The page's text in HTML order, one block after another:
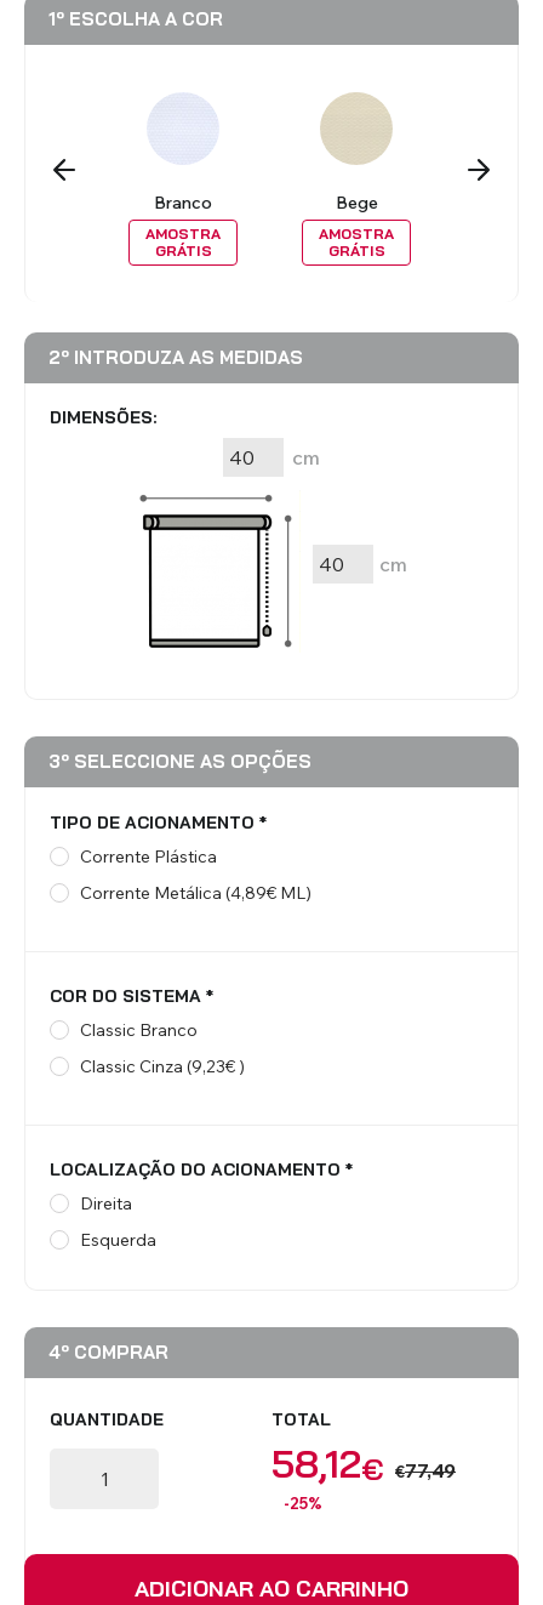
1º ESCOLHA A COR
Branco
AMOSTRA
GRÁTIS
Bege
AMOSTRA
GRÁTIS
2º INTRODUZA AS MEDIDAS
DIMENSÕES:
cm
cm
3º SELECCIONE AS OPÇÕES
TIPO DE ACIONAMENTO *
Corrente Plástica
Corrente Metálica (4,89€ ML)
COR DO SISTEMA *
Classic Branco
Classic Cinza (9,23€ )
LOCALIZAÇÃO DO ACIONAMENTO *
Direita
Esquerda
4º COMPRAR
QUANTIDADE TOTAL
€
58,12 €77,49
-25%
ADICIONAR AO CARRINHO